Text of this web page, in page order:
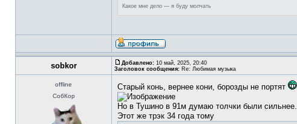
Какое мне дело — я буду молчать
sobkor Добавлено: 10 май, 2025, 20:40
Заголовок сообщения: Re: Любимая музыка
offline
СобКор
Старый конь, вернее кони, борозды не портят
Но в Тушино в 91м думаю толчки были сильнее.
Этот же трэк 34 года тому